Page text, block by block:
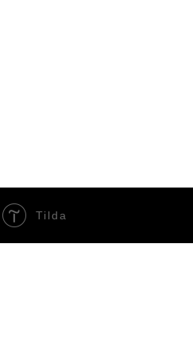
Tilda